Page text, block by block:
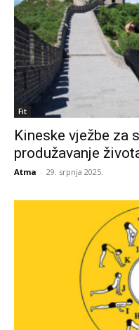
Fit
Kineske vježbe za
produžavanje
Atma - 29. srpnja 2025.